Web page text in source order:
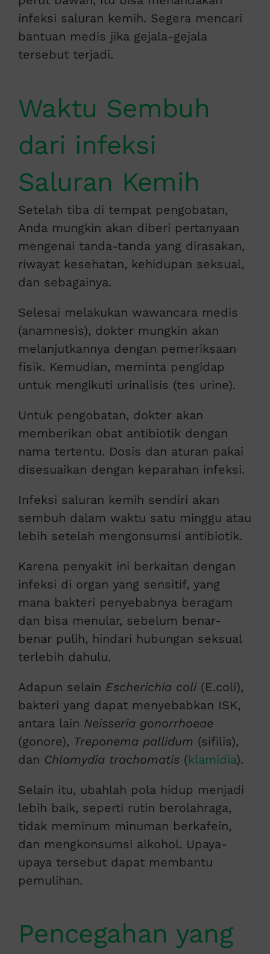
infeksi saluran kemih. Segera mencari
bantuan medis jika gejala-gejala
tersebut terjadi.
Waktu Sembuh
dari infeksi
Saluran Kemih
Setelah tiba di tempat pengobatan,
Anda mungkin akan diberi pertanyaan
mengenai tanda-tanda yang dirasakan,
riwayat kesehatan, kehidupan seksual,
dan sebagainya.
Selesai melakukan wawancara medis
(anamnesis), dokter mungkin akan
melanjutkannya dengan pemeriksaan
fisik. Kemudian, meminta pengidap
untuk mengikuti urinalisis (tes urine).
Untuk pengobatan, dokter akan
memberikan obat antibiotik dengan
nama tertentu. Dosis dan aturan pakai
disesuaikan dengan keparahan infeksi.
Infeksi saluran kemih sendiri akan
sembuh dalam waktu satu minggu atau
lebih setelah mengonsumsi antibiotik.
Karena penyakit ini berkaitan dengan
infeksi di organ yang sensitif, yang
mana bakteri penyebabnya beragam
dan bisa menular, sebelum benar-
benar pulih, hindari hubungan seksual
terlebih dahulu.
Adapun selain Escherichia coli (E.coli),
bakteri yang dapat menyebabkan ISK,
antara lain Neisseria gonorrhoeae
(gonore), Treponema pallidum (sifilis),
dan Chlamydia trachomatis (klamidia).
Selain itu, ubahlah pola hidup menjadi
lebih baik, seperti rutin berolahraga,
tidak meminum minuman berkafein,
dan mengkonsumsi alkohol. Upaya-
upaya tersebut dapat membantu
pemulihan.
Pencegahan yang